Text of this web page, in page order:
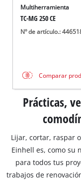
Multiherramienta
TC-MG 250 CE
Nº de artículo.:
Comparar
Prácticas,
Lijar, cortar, raspar
Einhell es, como su
para todos tus
trabajos de